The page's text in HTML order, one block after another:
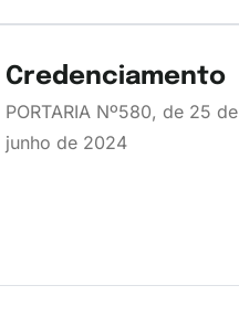
Credenciamento
PORTARIA Nº580, de 25 de
junho de 2024